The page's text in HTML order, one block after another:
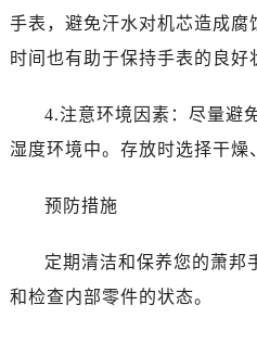
手表，避免汗水对机芯造成腐
时间也有助于保持手表的良好
4.注意环境因素：尽量避
湿度环境中。存放时选择干燥
预防措施
定期清洁和保养您的萧邦
和检查内部零件的状态。